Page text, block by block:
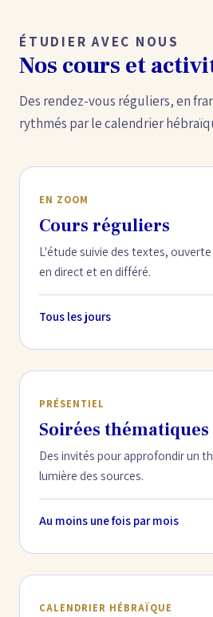
ÉTUDIER AVEC NOUS
Nos cours et
Des rendez-vous réguliers, en
rythmés par le calendrier
EN ZOOM
Cours réguliers
L'étude suivie des textes,
en direct et en différé.
Tous les jours
PRÉSENTIEL
Soirées thématiques
Des invités pour approfondir un
lumière des sources.
Au moins une fois par mois
CALENDRIER HÉBRAÏQUE